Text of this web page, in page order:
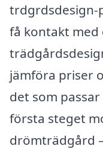
trdgrdsdesign-
få kontakt
jämföra priser
det som
första steget
drömträdgård